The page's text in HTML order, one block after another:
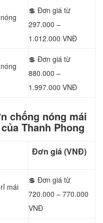
💲 Đơn giá từ
297.000 –
1.012.000 VNĐ
💲 Đơn giá từ
880.000 –
1.997.000 VNĐ
chống nóng mái
Thanh Phong
Đơn giá (VNĐ)
mái
💲 Đơn giá từ
720.000 – 770.000
VNĐ